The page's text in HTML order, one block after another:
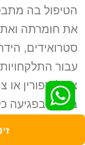
הטיפול בה
את חומרתה
סטרואידים,
עבור
ציקלוספורין או
בעיקר בפגיעה